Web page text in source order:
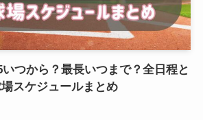
いつから？最長いつまで？全日程と
スケジュールまとめ